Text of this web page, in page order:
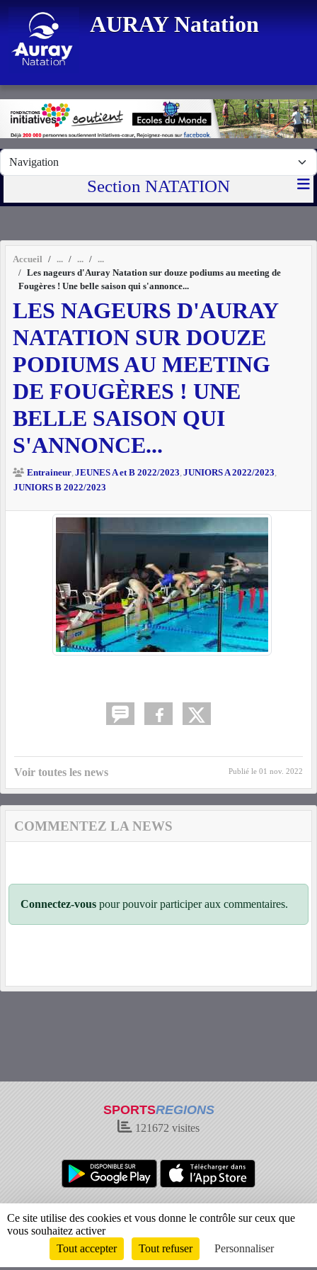
AURAY Natation
Section NATATION
Accueil
Les nageurs d'Auray Natation sur douze podiums au meeting de
Fougères ! Une belle saison qui s'annonce...
LES NAGEURS D'AURAY
NATATION SUR DOUZE
PODIUMS AU MEETING
DE FOUGÈRES ! UNE
BELLE SAISON QUI
S'ANNONCE...
Entraineur JEUNES A et B 2022/2023 JUNIORS A 2022/2023
JUNIORS B 2022/2023
Voir toutes les news Publié le 01 nov. 2022
COMMENTEZ LA NEWS
Connectez-vous pour pouvoir participer aux commentaires.
SPORTSREGIONS
121672 visites
Charte cookies
Gestion des cookies
Informations légales
Signaler un contenu inapproprié
Envie de participer ? Connexion
Panneau de gestion des cookies
Ce site utilise des cookies et vous donne le contrôle sur ceux que
vous souhaitez activer
Tout accepter
Tout refuser Personnaliser